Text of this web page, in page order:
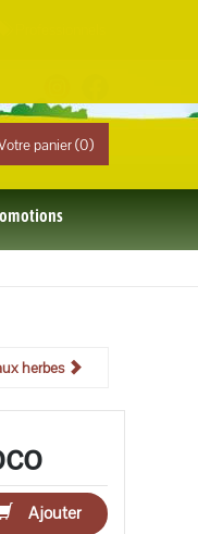
panier (0)
herbes
Ajouter